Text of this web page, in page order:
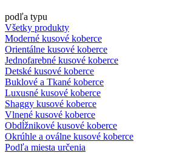
podľa typu
Všetky produkty
Moderné kusové koberce
Orientálne kusové koberce
Jednofarebné kusové koberce
Detské kusové koberce
Buklové a Tkané koberce
Luxusné kusové koberce
Shaggy kusové koberce
Vlnené kusové koberce
Obdĺžnikové kusové koberce
Okrúhle a oválne kusové koberce
Podľa miesta určenia